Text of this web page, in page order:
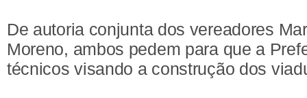
De autoria conjunta dos vereadores
Moreno, ambos pedem para que a
técnicos visando a construção dos